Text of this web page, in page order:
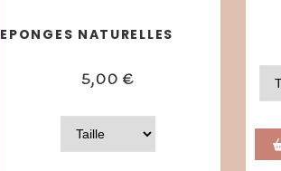
EPONGES NATURELLES
5,00 €